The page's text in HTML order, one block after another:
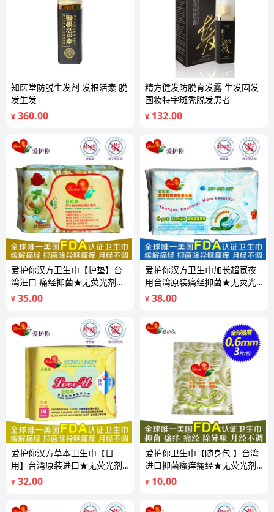
知医堂防脱生发剂 发根活素 脱
发生发
¥ 360.00
精方健发防脱育发露 生发固发
国妆特字斑秃脱发患者
¥ 132.00
爱护你汉方卫生巾【护垫】台
湾进口 痛经抑菌★无荧光剂★
无甲醛
¥ 35.00
爱护你汉方卫生巾加长超宽夜
用台湾原装痛经抑菌★无荧光
剂无甲醛
¥ 38.00
爱护你汉方草本卫生巾【日
用】台湾原装进口★无荧光剂
★无甲醛
¥ 32.00
爱护你卫生巾【随身包 】台湾
进口抑菌瘙痒痛经★无荧光剂
无甲醛
¥ 10.00